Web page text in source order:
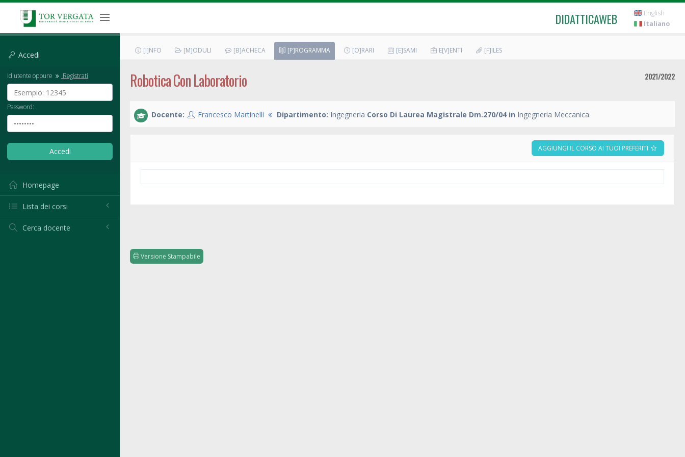
DIDATTICAWEB
English
Italiano
Accedi
Id utente oppure Registrati
Password:
Homepage
Lista dei corsi
Cerca docente
[I]NFO [M]ODULI [B]ACHECA [P]ROGRAMMA [O]RARI [E]SAMI E[V]ENTI [F]ILES
Robotica Con Laboratorio 2021/2022
Docente: Francesco Martinelli Dipartimento: Ingegneria Corso Di Laurea Magistrale Dm.270/04 in Ingegneria Meccanica
AGGIUNGI IL CORSO AI TUOI PREFERITI
Versione Stampabile